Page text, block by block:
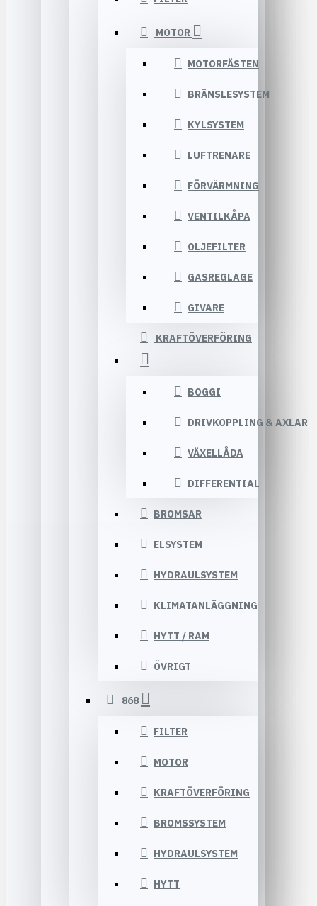
MOTOR
MOTORFÄSTEN
BRÄNSLESYSTEM
KYLSYSTEM
LUFTRENARE
FÖRVÄRMNING
VENTILKÅPA
OLJEFILTER
GASREGLAGE
GIVARE
KRAFTÖVERFÖRING
BOGGI
DRIVKOPPLING & AXLAR
VÄXELLÅDA
DIFFERENTIAL
BROMSAR
ELSYSTEM
HYDRAULSYSTEM
KLIMATANLÄGGNING
HYTT / RAM
ÖVRIGT
868
FILTER
MOTOR
KRAFTÖVERFÖRING
BROMSSYSTEM
HYDRAULSYSTEM
HYTT